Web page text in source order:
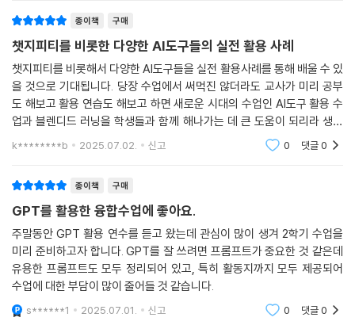
하기
SUNO로 작곡하기
바로 활용할 수 있는 SUNO 수업 사례 5가지
LESSON 04 [전과목/초중고] 웹툰을 만드는 AI, 투닝 에디터로 수업하
기
투닝 에디터로 웹툰 만들기
바로 활용할 수 있는 투닝 수업 사례 4가지
[수업 활동지 06] 프롬프트 작성하는 방법
[수업 활동지 07] 생성형 AI 이미지로 만드는 시화 수업
[수업 활동지 08] 생성형 AI를 활용해 자신의 미래 모습 구현해보기
[수업 활동지 10] SUNO로 학습 노래 만들기
익히기에서 끝나지 않고, 생성형 AI를 활용해 학습 목표를 달성하는 다양
한 수업 사례를 살펴봅니다.
[학습 키워드] #패들렛, #SUNO, #투닝 에디터, # 생성형 AI, #문화예
술 교육, #미술 교육, #음악 교육, #AI 이미지, #AI 음악, #AI 웹툰
PART 5 반드시 선행되어야 하는 AI 윤리 수업
인공지능 윤리 기준에 기반한 AI 윤리 수업 사례를 통해 AI의 양면성과 AI
와 협력하는 방법에 대해 배웁니다. 논란이 되는 딥페이크를 알아보고, 마
지막으로 AI 관련 토론을 수업 진행합니다
[학습 키워드] #AI 윤리 기준, #AI 윤리 수업, #AI 양면성, #딥페이크,
#AI 토론 수업
※ 무료 자료 제공
수업용 PPT, 강사용 PPT, 수업 활동지, 프롬프트 모음집
종이책 구매
챗지피티를 비롯한 다양한 AI도구들의 실전 활용 사례
챗지피티를 비롯해서 다양한 AI도구들을 실전 활용사례를 통해 배울 수 있
을 것으로 기대됩니다. 당장 수업에서 써먹진 않더라도 교사가 미리 공부
도 해보고 활용 연습도 해보고 하면 새로운 시대의 수업인 AI도구 활용 수
업과 블렌디드 러닝을 학생들과 함께 해나가는 데 큰 도움이 되리라 생각
합니다.
k********b 2025.07.02. 신고 0 댓글0
종이책 구매
GPT를 활용한 융합수업에 좋아요.
주말동안 GPT 활용 연수를 듣고 왔는데 관심이 많이 생겨 2학기 수업을
미리 준비하고자 합니다. GPT를 잘 쓰려면 프롬프트가 중요한 것 같은데
유용한 프롬프트도 모두 정리되어 있고, 특히 활동지까지 모두 제공되어
수업에 대한 부담이 많이 줄어들 것 같습니다.
s******1 2025.07.01. 신고 0 댓글0